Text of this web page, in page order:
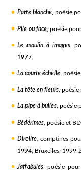
Patte blanche, poésie
Pile ou face, poésie
Le moulin à images,
1977.
La courte échelle,
La tête en fleurs, poésie
La pipe à bulles, poésie
Bédérimes, poésie et
Direlire, comptines
1994; Bruxelles, 1999-
Jaffabules, poésie